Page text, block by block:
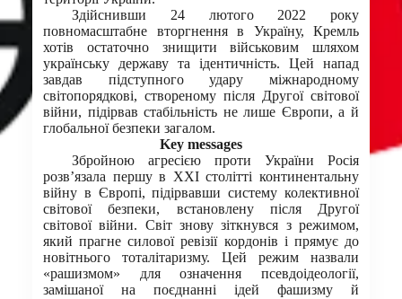
Здійснивши 24 лютого 2022 року
повномасштабне вторгнення в Україну, Кремль
хотів остаточно знищити військовим шляхом
українську державу та ідентичність. Цей напад
завдав підступного удару міжнародному
світопорядкові, створеному після Другої світової
війни, підірвав стабільність не лише Європи, а й
глобальної безпеки загалом.
Key messages
Збройною агресією проти України Росія
розв’язала першу в XXI столітті континентальну
війну в Європі, підірвавши систему колективної
світової безпеки, встановлену після Другої
світової війни. Світ знову зіткнувся з режимом,
який прагне силової ревізії кордонів і прямує до
новітнього тоталітаризму. Цей режим назвали
«рашизмом» для означення псевдоідеології,
замішаної на поєднанні ідей фашизму й